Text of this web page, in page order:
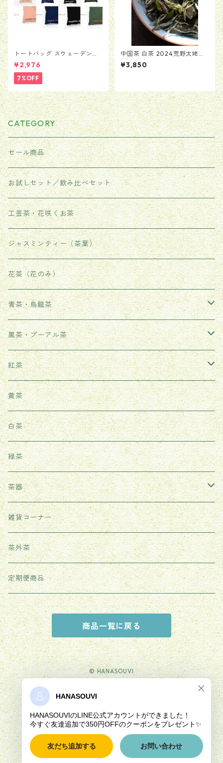
トートバッグ スウェーデン
Moderna Museet モデルナ 美
術館 ストックホルム メン
ズ レディース 男女兼用
並行輸入品 送料無料 カバン
バッグ BAG かばん
¥2,976
7%OFF
中国茶 白茶 2024荒野太姥山
白牡丹
¥3,850
CATEGORY
セール商品
お試しセット／飲み比べセット
工芸茶・花咲くお茶
ジャスミンティー（茶葉）
花茶（花のみ）
青茶・烏龍茶
武夷岩茶
鳳凰単叢
鉄観音
台湾ウーロン茶
黒茶・プーアル茶
生茶
熟茶
紅茶
武夷紅茶
雲南紅茶
祁門紅茶（世界三大紅茶の一つ）
黄茶
白茶
緑茶
茶器
耐熱ガラス茶器
紫砂茶壺
その他
雑貨コーナー
茶外茶
定期便商品
商品一覧に戻る
© HANASOUVI